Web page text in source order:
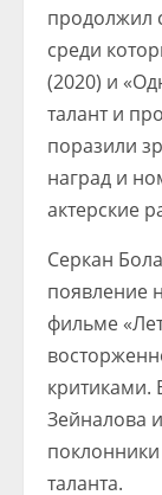
продолжил
среди
(2020) и
талант и
поразили
наград и
актерские
Серкан
появление
фильме
критиками.
Зейналова
поклонники
таланта.